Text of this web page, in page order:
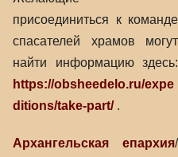
присоединиться к команде
спасателей храмов могут
найти информацию здесь:
https://obsheedelo.ru/expe
ditions/take-part/.
Архангельская епархия/